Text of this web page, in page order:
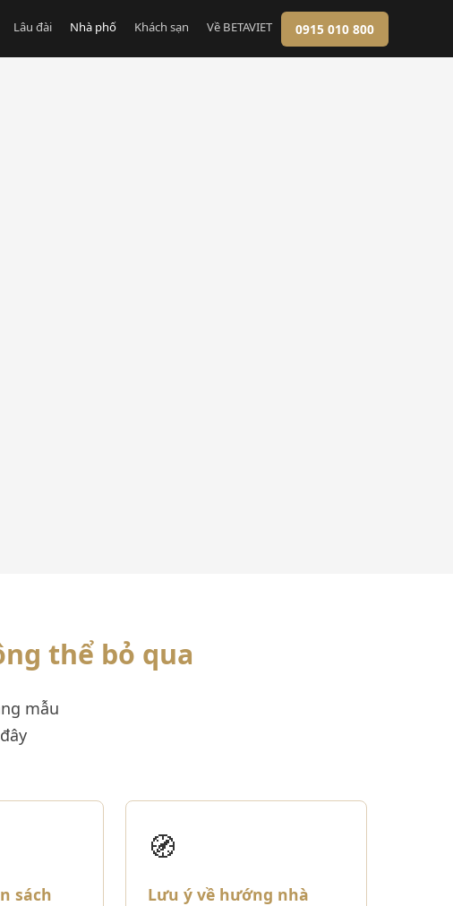
Lâu đài Nhà phố Khách sạn Về BETAVIET 0915 010 800
thể bỏ qua
mẫu
sách
🧭
Lưu ý về hướng nhà